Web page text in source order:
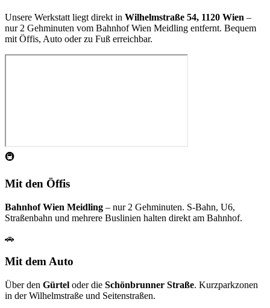
Unsere Werkstatt liegt direkt in Wilhelmstraße 54, 1120 Wien –
nur 2 Gehminuten vom Bahnhof Wien Meidling entfernt. Bequem
mit Öffis, Auto oder zu Fuß erreichbar.
🚇
Mit den Öffis
Bahnhof Wien Meidling – nur 2 Gehminuten. S-Bahn, U6,
Straßenbahn und mehrere Buslinien halten direkt am Bahnhof.
🚗
Mit dem Auto
Über den Gürtel oder die Schönbrunner Straße. Kurzparkzonen
in der Wilhelmstraße und Seitenstraßen.